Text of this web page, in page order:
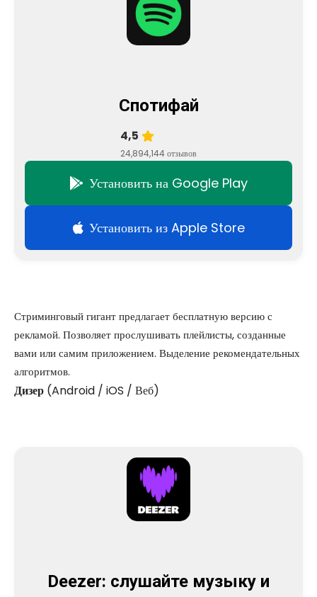
Спотифай
4,5
24,894,144 отзывов
Установить на Google Play
Установить из Apple Store
Стриминговый гигант предлагает бесплатную версию с
рекламой. Позволяет прослушивать плейлисты, созданные
вами или самим приложением. Выделение рекомендательных
алгоритмов.
Дизер (Android / iOS / Веб)
Deezer: слушайте музыку и